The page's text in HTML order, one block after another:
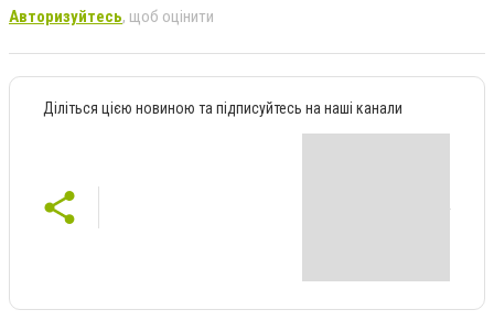
Авторизуйтесь, щоб оцінити
Діліться цією новиною та підписуйтесь на наші канали